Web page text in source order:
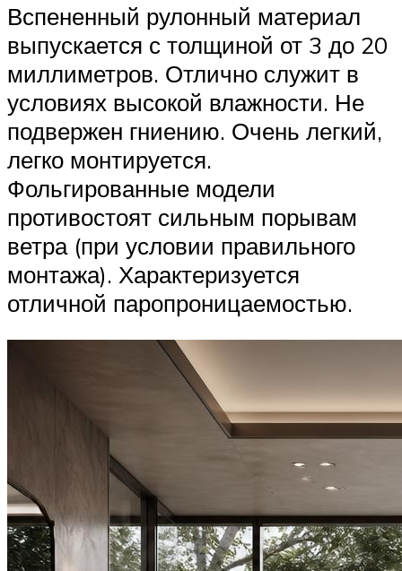
Вспененный рулонный материал
выпускается с толщиной от 3 до 20
миллиметров. Отлично служит в
условиях высокой влажности. Не
подвержен гниению. Очень легкий,
легко монтируется.
Фольгированные модели
противостоят сильным порывам
ветра (при условии правильного
монтажа). Характеризуется
отличной паропроницаемостью.